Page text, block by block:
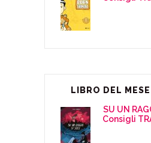
LIBRO DEL
SU UN
Consigli